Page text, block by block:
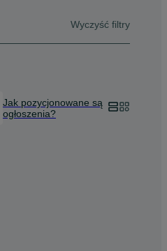
Wyczyść filtry
Jak pozycjonowane są
ogłoszenia?